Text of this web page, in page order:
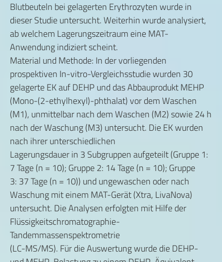
Blutbeuteln bei gelagerten Erythrozyten wurde in
dieser Studie untersucht. Weiterhin wurde analysiert,
ab welchem Lagerungszeitraum eine MAT-
Anwendung indiziert scheint.
Material und Methode: In der vorliegenden
prospektiven In-vitro-Vergleichsstudie wurden 30
gelagerte EK auf DEHP und das Abbauprodukt MEHP
(Mono-(2-ethylhexyl)-phthalat) vor dem Waschen
(M1), unmittelbar nach dem Waschen (M2) sowie 24 h
nach der Waschung (M3) untersucht. Die EK wurden
nach ihrer unterschiedlichen
Lagerungsdauer in 3 Subgruppen aufgeteilt (Gruppe 1:
7 Tage (n = 10); Gruppe 2: 14 Tage (n = 10); Gruppe
3: 37 Tage (n = 10)) und ungewaschen oder nach
Waschung mit einem MAT-Gerät (Xtra, LivaNova)
untersucht. Die Analysen erfolgten mit Hilfe der
Flüssigkeitschromatographie-
Tandemmassenspektrometrie
(LC-MS/MS). Für die Auswertung wurde die DEHP-